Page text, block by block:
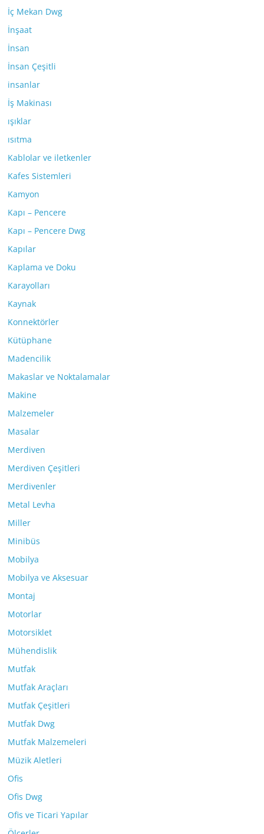
İç Mekan Dwg
İnşaat
İnsan
İnsan Çeşitli
insanlar
İş Makinası
ışıklar
ısıtma
Kablolar ve iletkenler
Kafes Sistemleri
Kamyon
Kapı – Pencere
Kapı – Pencere Dwg
Kapılar
Kaplama ve Doku
Karayolları
Kaynak
Konnektörler
Kütüphane
Madencilik
Makaslar ve Noktalamalar
Makine
Malzemeler
Masalar
Merdiven
Merdiven Çeşitleri
Merdivenler
Metal Levha
Miller
Minibüs
Mobilya
Mobilya ve Aksesuar
Montaj
Motorlar
Motorsiklet
Mühendislik
Mutfak
Mutfak Araçları
Mutfak Çeşitleri
Mutfak Dwg
Mutfak Malzemeleri
Müzik Aletleri
Ofis
Ofis Dwg
Ofis ve Ticari Yapılar